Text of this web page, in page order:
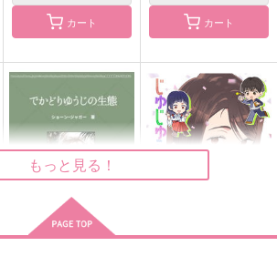
いたみどり
ACB
501円（税込）
五条悟×虎杖悠仁
作品詳細
ミッドナイト スパイ
ス メルト
bibi
944円（税込）
カート カート
もっと見る！